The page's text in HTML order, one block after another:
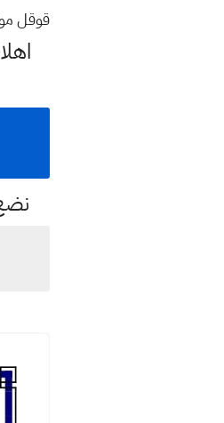
قوقل